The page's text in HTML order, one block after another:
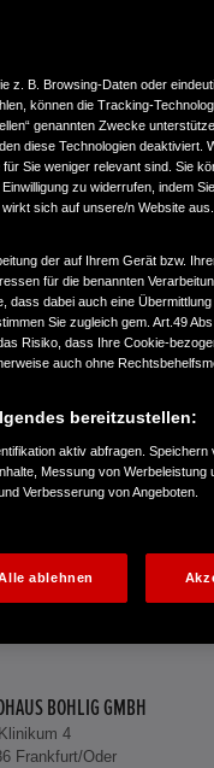
BOHLIG GMBH
4
Frankfurt/Oder
z. B. Browsing-Daten oder
können die Tracking-
genannten Zwecke
diese Technologien deaktiviert.
Sie weniger relevant sind. Sie
zu widerrufen, indem
sich auf unsere/n Website
der auf Ihrem Gerät bzw.
für die benannten
dass dabei auch eine Übermittlung
Sie zugleich gem. Art.49
Risiko, dass Ihre Cookie-
auch ohne
bereitzustellen:
aktiv abfragen. Speichern
Messung von Werbeleistung
Verbesserung von Angeboten.
ablehnen